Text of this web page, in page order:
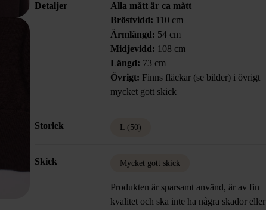
Detaljer
Alla mått är ca mått
Bröstvidd: 110 cm
Ärmlängd: 54 cm
Midjevidd: 108 cm
Längd: 73 cm
Övrigt: Finns fläckar (se bilder) i övrigt
mycket gott skick
Storlek L (50)
Skick Mycket gott skick
Produkten är sparsamt använd, är av fin
kvalitet och ska inte ha några skador eller